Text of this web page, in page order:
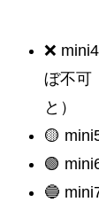
❌
ぼ不可
と）
🟡
🟢
🔵